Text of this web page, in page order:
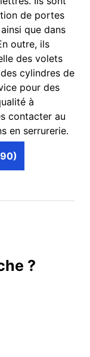
de portes
que dans
outre, ils
des volets
cylindres de
pour des
à
contacter au
en serrurerie.
?